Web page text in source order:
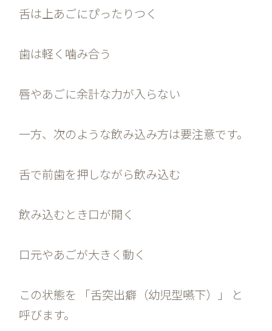
舌は上あごにぴったりつく
歯は軽く噛み合う
唇やあごに余計な力が入らない
一方、次のような飲み込み方は要注意です。
舌で前歯を押しながら飲み込む
飲み込むとき口が開く
口元やあごが大きく動く
この状態を 「舌突出癖（幼児型嚥下）」 と
呼びます。